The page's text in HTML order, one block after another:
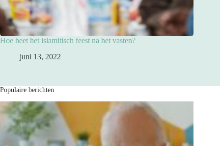
Hoe heet het islamitisch feest na het vasten?
juni 13, 2022
Populaire berichten